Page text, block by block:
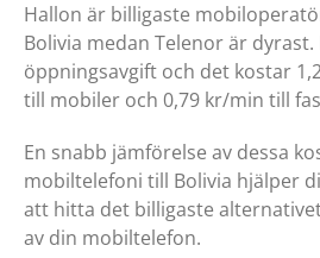
Hallon är billigaste
Bolivia medan Telenor är
öppningsavgift och det kostar
till mobiler och 0,79 kr/min till
En snabb jämförelse av dessa
mobiltelefoni till Bolivia hjälper
att hitta det billigaste
av din mobiltelefon.